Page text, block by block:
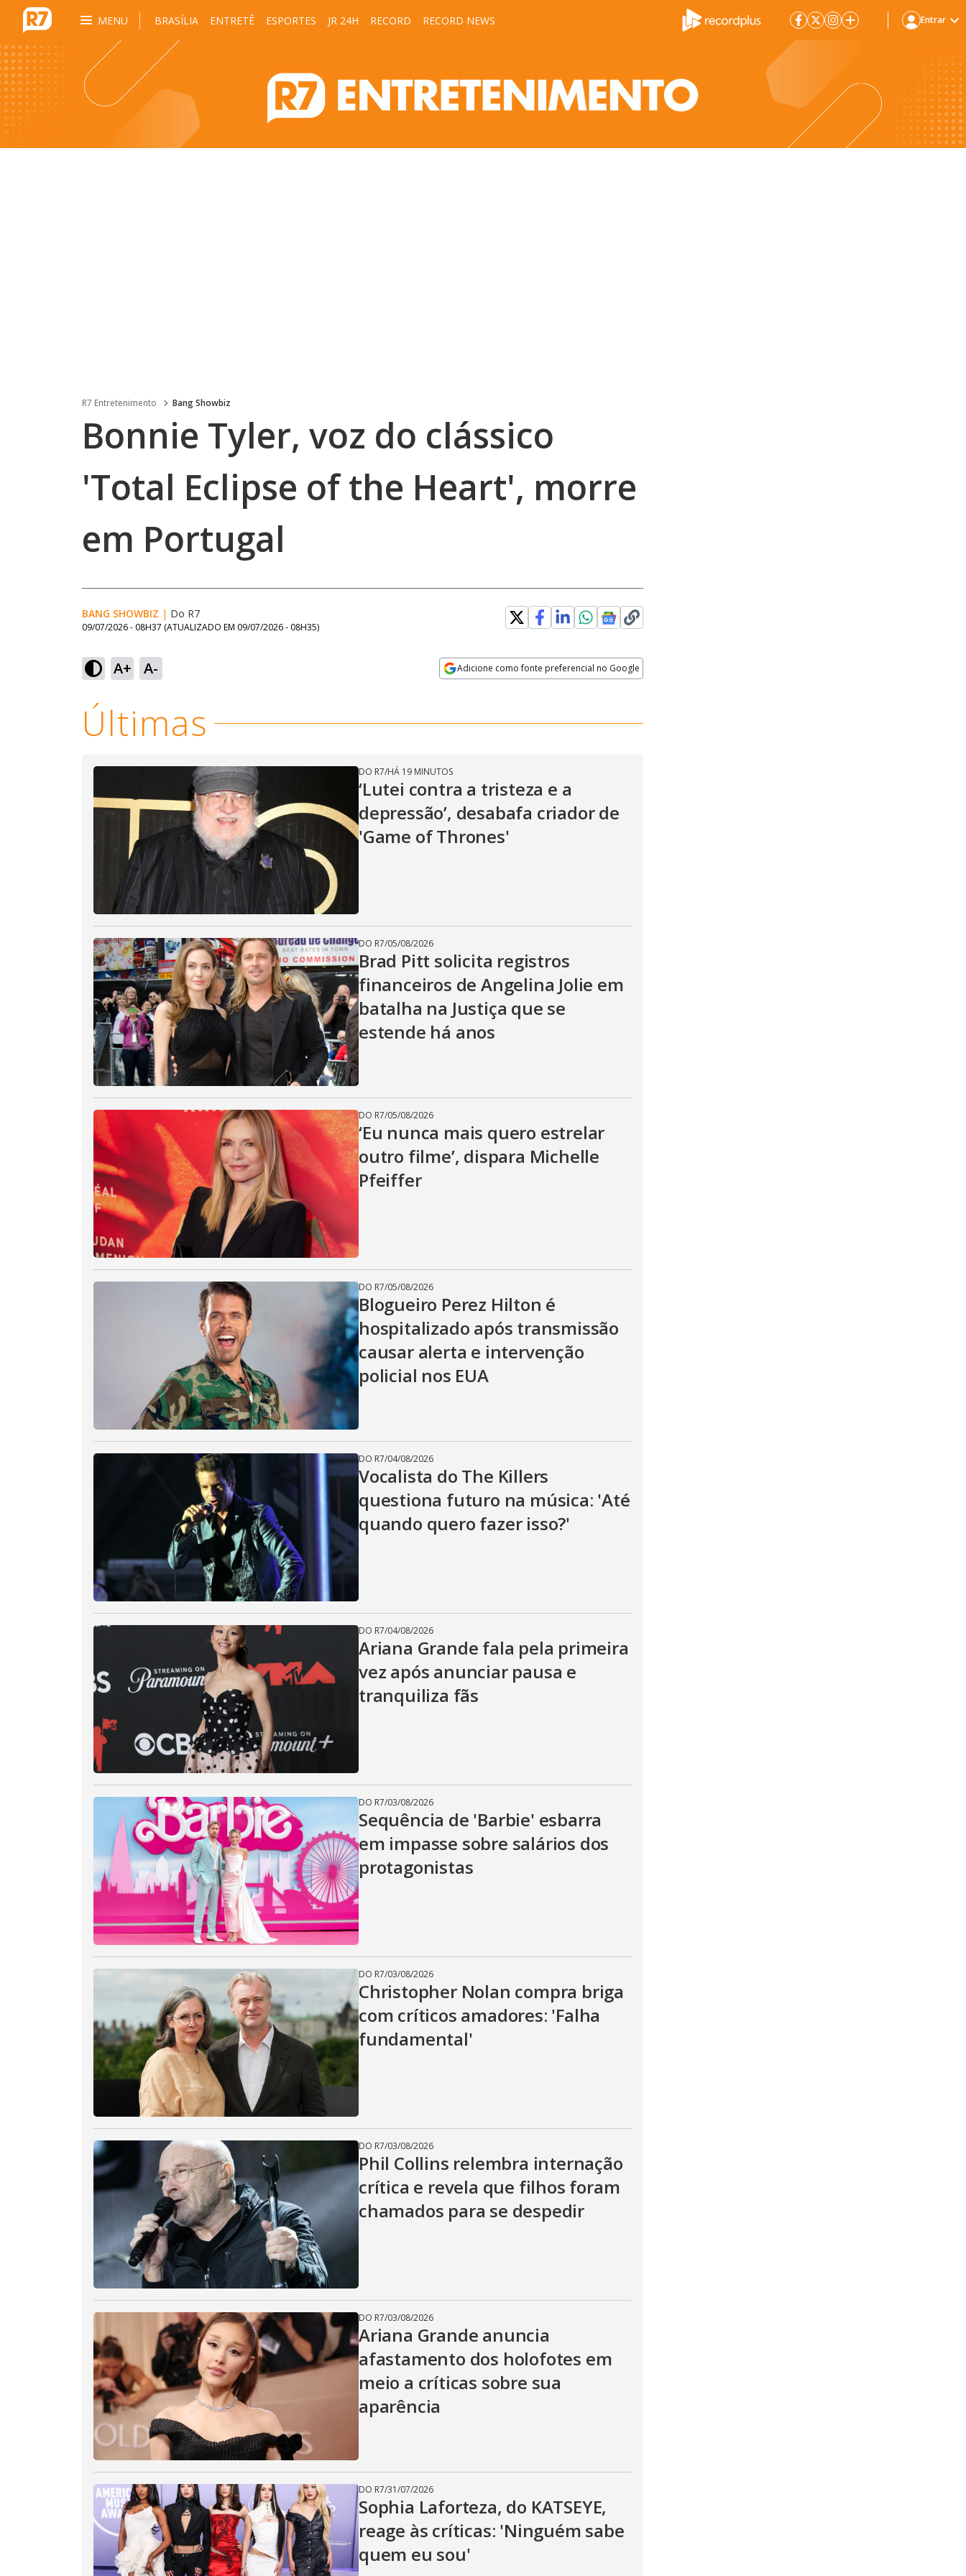
MENU BRASÍLIA ENTRETÊ ESPORTES JR 24H RECORD RECORD NEWS Entrar
R7 Entretenimento Bang Showbiz
Bonnie Tyler, voz do clássico
'Total Eclipse of the Heart', morre
em Portugal
BANG SHOWBIZ | Do R7
09/07/2026 - 08H37 (ATUALIZADO EM 09/07/2026 - 08H35)
A+ A- Adicione como fonte preferencial no Google
Ativar
Som
Velocidade
Últimas
DO R7/HÁ 19 MINUTOS
‘Lutei contra a tristeza e a
depressão’, desabafa criador de
'Game of Thrones'
DO R7/05/08/2026
Brad Pitt solicita registros
financeiros de Angelina Jolie em
batalha na Justiça que se
estende há anos
DO R7/05/08/2026
‘Eu nunca mais quero estrelar
outro filme’, dispara Michelle
Pfeiffer
DO R7/05/08/2026
Blogueiro Perez Hilton é
hospitalizado após transmissão
causar alerta e intervenção
policial nos EUA
DO R7/04/08/2026
Vocalista do The Killers
questiona futuro na música: 'Até
quando quero fazer isso?'
DO R7/04/08/2026
Ariana Grande fala pela primeira
vez após anunciar pausa e
tranquiliza fãs
DO R7/03/08/2026
Sequência de 'Barbie' esbarra
em impasse sobre salários dos
protagonistas
DO R7/03/08/2026
Christopher Nolan compra briga
com críticos amadores: 'Falha
fundamental'
DO R7/03/08/2026
Phil Collins relembra internação
crítica e revela que filhos foram
chamados para se despedir
DO R7/03/08/2026
Ariana Grande anuncia
afastamento dos holofotes em
meio a críticas sobre sua
aparência
DO R7/31/07/2026
Sophia Laforteza, do KATSEYE,
reage às críticas: 'Ninguém sabe
quem eu sou'